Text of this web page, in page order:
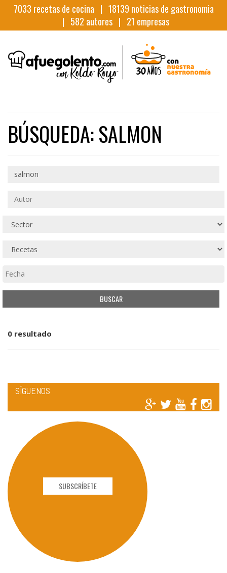
7033 recetas de cocina | 18139 noticias de gastronomia
| 582 autores | 21 empresas
BÚSQUEDA: SALMON
0 resultado
SÍGUENOS
SUBSCRÍBETE